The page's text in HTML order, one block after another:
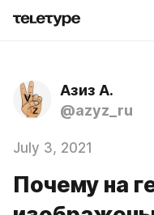
Азиз А.
@azyz_ru
July 3, 2021
Почему на